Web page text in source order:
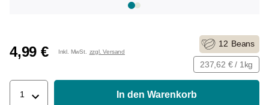
4,99 € Inkl. MwSt. zzgl. Versand
12 Beans
237,62 € / 1kg
1 In den Warenkorb